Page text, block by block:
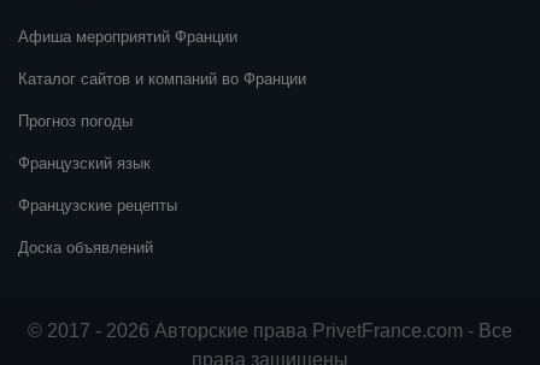
Афиша мероприятий Франции
Каталог сайтов и компаний во Франции
Прогноз погоды
Французский язык
Французские рецепты
Доска объявлений
© 2017 - 2026 Авторские права PrivetFrance.com - Все
права защищены